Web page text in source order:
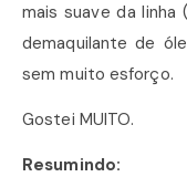
mais suave da
demaquilante de
sem muito esforço.
Gostei MUITO.
Resumindo: